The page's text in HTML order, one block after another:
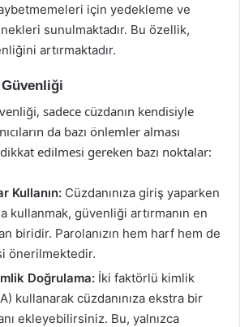
için yedekleme ve
sunulmaktadır. Bu özellik,
artırmaktadır.
Güvenliği
sadece cüzdanın kendisiyle
da bazı önlemler alması
edilmesi gereken bazı noktalar:
Kullanın: Cüzdanınıza giriş yaparken
kullanmak, güvenliği artırmanın en
biridir. Parolanızın hem harf hem de
önerilmektedir.
Doğrulama: İki faktörlü kimlik
kullanarak cüzdanınıza ekstra bir
ekleyebilirsiniz. Bu, yalnızca